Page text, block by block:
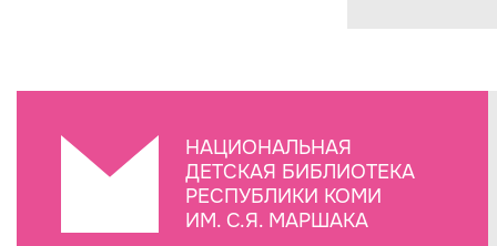
НАЦИОНАЛЬНАЯ
ДЕТСКАЯ БИБЛИОТЕКА
РЕСПУБЛИКИ КОМИ
ИМ. С.Я. МАРШАКА